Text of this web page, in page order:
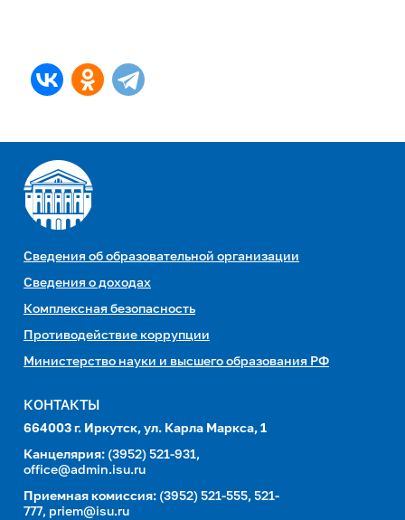
Сведения об образовательной организации
Сведения о доходах
Комплексная безопасность
Противодействие коррупции
Министерство науки и высшего образования РФ
КОНТАКТЫ
664003 г. Иркутск, ул. Карла Маркса, 1
Канцелярия: (3952) 521-931,
office@admin.isu.ru
Приемная комиссия: (3952) 521-555, 521-
777, priem@isu.ru